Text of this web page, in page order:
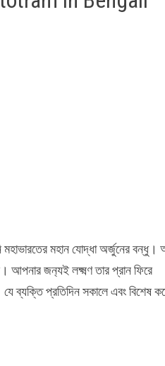
মহান যোদ্ধা অর্জুনের বন্ধু।
আপনার জন‍্যই লক্ষ্মণ তার প্রান ফিরে
ব্যক্তি প্রতিদিন সকালে এবং বিশেষ